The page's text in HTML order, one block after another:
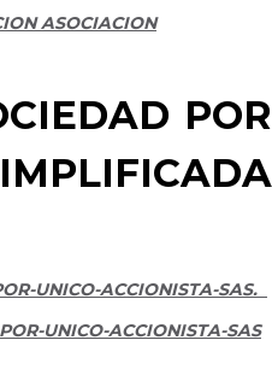
ASOCIACION
POR
UNICO-ACCIONISTA-SAS.
UNICO-ACCIONISTA-SAS